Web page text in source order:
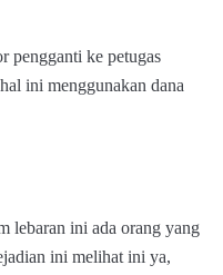
pengganti ke petugas
ini menggunakan dana
lebaran ini ada orang yang
ini melihat ini ya,